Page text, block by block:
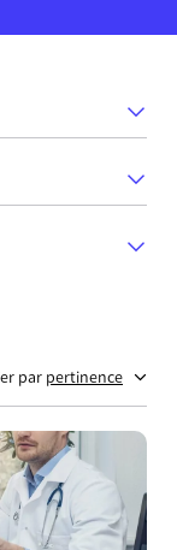
par pertinence